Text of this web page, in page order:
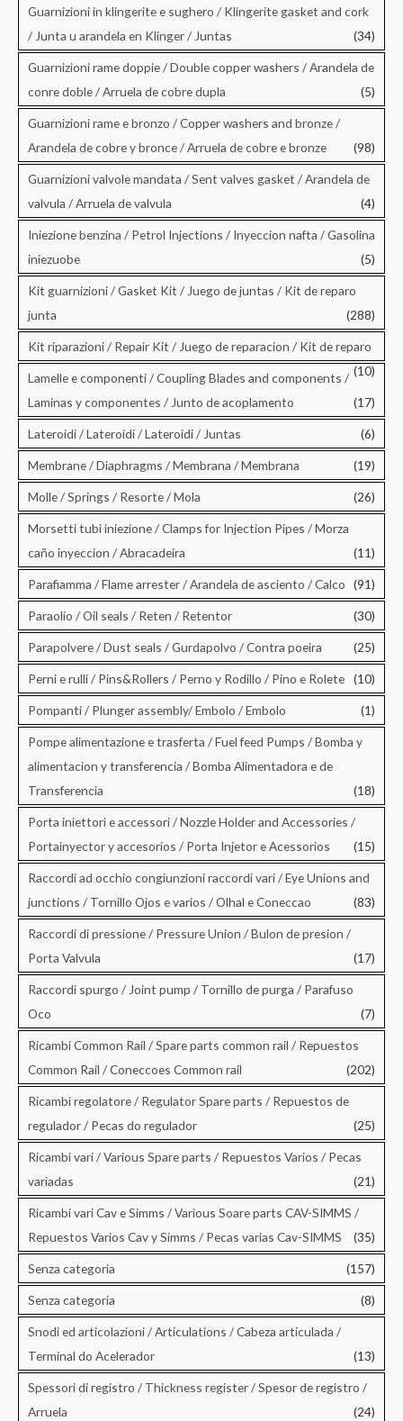
Guarnizioni in klingerite e sughero / Klingerite gasket and cork
/ Junta u arandela en Klinger / Juntas
(34)
Guarnizioni rame doppie / Double copper washers / Arandela de
conre doble / Arruela de cobre dupla
(5)
Guarnizioni rame e bronzo / Copper washers and bronze /
Arandela de cobre y bronce / Arruela de cobre e bronze
(98)
Guarnizioni valvole mandata / Sent valves gasket / Arandela de
valvula / Arruela de valvula
(4)
Iniezione benzina / Petrol Injections / Inyeccion nafta / Gasolina
iniezuobe
(5)
Kit guarnizioni / Gasket Kit / Juego de juntas / Kit de reparo
junta
(288)
Kit riparazioni / Repair Kit / Juego de reparacion / Kit de reparo
(10)
Lamelle e componenti / Coupling Blades and components /
Laminas y componentes / Junto de acoplamento
(17)
Lateroidi / Lateroidi / Lateroidi / Juntas (6)
Membrane / Diaphragms / Membrana / Membrana (19)
Molle / Springs / Resorte / Mola (26)
Morsetti tubi iniezione / Clamps for Injection Pipes / Morza
caño inyeccion / Abracadeira
(11)
Parafiamma / Flame arrester / Arandela de asciento / Calco (91)
Paraolio / Oil seals / Reten / Retentor (30)
Parapolvere / Dust seals / Gurdapolvo / Contra poeira (25)
Perni e rulli / Pins&Rollers / Perno y Rodillo / Pino e Rolete (10)
Pompanti / Plunger assembly/ Embolo / Embolo (1)
Pompe alimentazione e trasferta / Fuel feed Pumps / Bomba y
alimentacion y transferencia / Bomba Alimentadora e de
Transferencia
(18)
Porta iniettori e accessori / Nozzle Holder and Accessories /
Portainyector y accesorios / Porta Injetor e Acessorios
(15)
Raccordi ad occhio congiunzioni raccordi vari / Eye Unions and
junctions / Tornillo Ojos e varios / Olhal e Coneccao
(83)
Raccordi di pressione / Pressure Union / Bulon de presion /
Porta Valvula
(17)
Raccordi spurgo / Joint pump / Tornillo de purga / Parafuso
Oco
(7)
Ricambi Common Rail / Spare parts common rail / Repuestos
Common Rail / Coneccoes Common rail
(202)
Ricambi regolatore / Regulator Spare parts / Repuestos de
regulador / Pecas do regulador
(25)
Ricambi vari / Various Spare parts / Repuestos Varios / Pecas
variadas
(21)
Ricambi vari Cav e Simms / Various Soare parts CAV-SIMMS /
Repuestos Varios Cav y Simms / Pecas varias Cav-SIMMS
(35)
Senza categoria (157)
Senza categoria (8)
Snodi ed articolazioni / Articulations / Cabeza articulada /
Terminal do Acelerador
(13)
Spessori di registro / Thickness register / Spesor de registro /
Arruela
(24)